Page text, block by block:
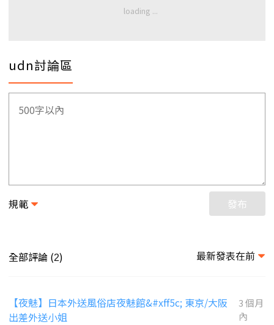
udn討論區
規範 發布
全部評論 (2) 最新發表在前
【夜魅】日本外送風俗店夜魅館&#xff5c; 東京/大阪
出差外送小姐
3 個月
內